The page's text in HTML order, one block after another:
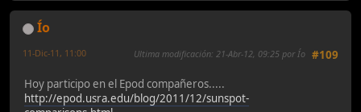
Ío
#109
11-Dic-11, 11:00 Ultima modificación: 21-Abr-12, 09:25 por Ío
Hoy participo en el Epod compañeros.....
http://epod.usra.edu/blog/2011/12/sunspot-